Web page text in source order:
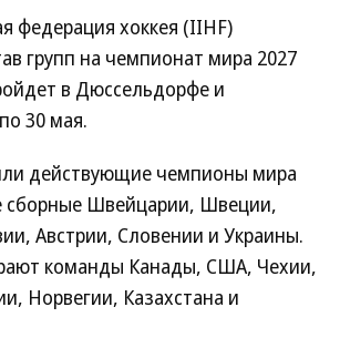
федерация хоккея (IIHF)
групп на чемпионат мира 2027
в Дюссельдорфе и
30 мая.
действующие чемпионы мира
сборные Швейцарии, Швеции,
Австрии, Словении и Украины.
команды Канады, США, Чехии,
Норвегии, Казахстана и